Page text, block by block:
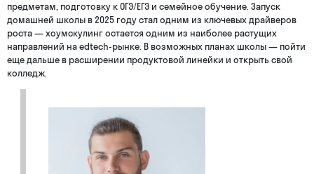
предметам, подготовку к ОГЭ/ЕГЭ и семейное обучение. Запуск
домашней школы в 2025 году стал одним из ключевых драйверов
роста — хоумскулинг остается одним из наиболее растущих
направлений на edtech-рынке. В возможных планах школы — пойти
еще дальше в расширении продуктовой линейки и открыть свой
колледж.